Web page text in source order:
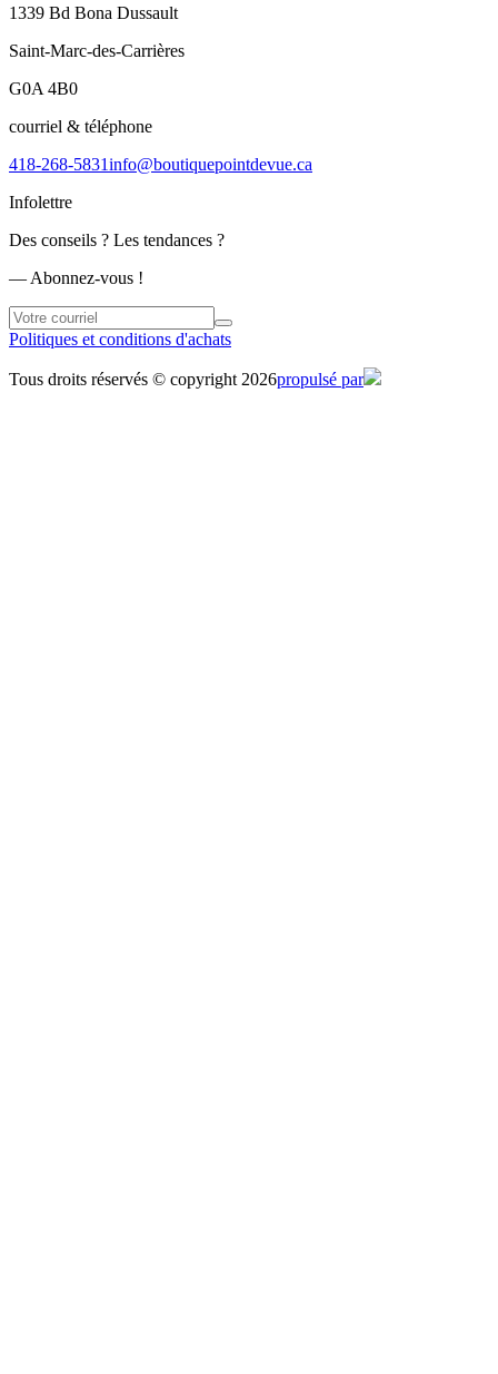
1339 Bd Bona Dussault
Saint-Marc-des-Carrières
G0A 4B0
courriel & téléphone
418-268-5831info@boutiquepointdevue.ca
Infolettre
Des conseils ? Les tendances ?
― Abonnez-vous !
Politiques et conditions d'achats
Tous droits réservés © copyright 2026propulsé par